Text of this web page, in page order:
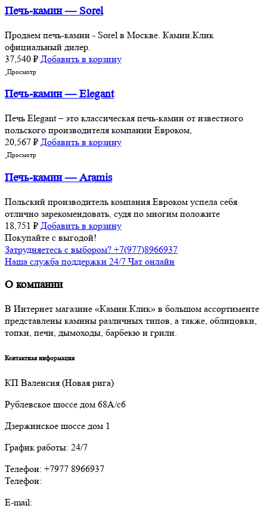
Печь-камин — Sorel
Продаем печь-камин - Sorel в Москве. Камин.Клик
официальный дилер.
37,540 ₽ Добавить в корзину
Просмотр
Печь-камин — Elegant
Печь Elegant – это классическая печь-камин от известного
польского производителя компании Евроком,
20,567 ₽ Добавить в корзину
Просмотр
Печь-камин — Aramis
Польский производитель компания Евроком успела себя
отлично зарекомендовать, судя по многим положите
18,751 ₽ Добавить в корзину
Покупайте с выгодой!
Затрудняетесь с выбором? +7(977)8966937
Наша служба поддержки 24/7 Чат онлайн
О компании
В Интернет магазине «Камин.Клик» в большом ассортименте
представлены камины различных типов, а также, облицовки,
топки, печи, дымоходы, барбекю и грили.
Контактная информация
КП Валенсия (Новая рига)
Рублевское шоссе дом 68А/с6
Дзержинское шоссе дом 1
График работы: 24/7
Телефон: +7977 8966937
Телефон:
E-mail: